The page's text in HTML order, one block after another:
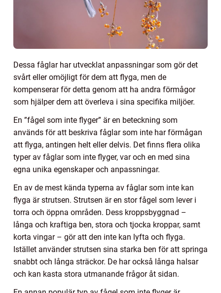
Dessa fåglar har utvecklat anpassningar som gör det
svårt eller omöjligt för dem att flyga, men de
kompenserar för detta genom att ha andra förmågor
som hjälper dem att överleva i sina specifika miljöer.
En ”fågel som inte flyger” är en beteckning som
används för att beskriva fåglar som inte har förmågan
att flyga, antingen helt eller delvis. Det finns flera olika
typer av fåglar som inte flyger, var och en med sina
egna unika egenskaper och anpassningar.
En av de mest kända typerna av fåglar som inte kan
flyga är strutsen. Strutsen är en stor fågel som lever i
torra och öppna områden. Dess kroppsbyggnad –
långa och kraftiga ben, stora och tjocka kroppar, samt
korta vingar – gör att den inte kan lyfta och flyga.
Istället använder strutsen sina starka ben för att springa
snabbt och långa sträckor. De har också långa halsar
och kan kasta stora utmanande frågor åt sidan.